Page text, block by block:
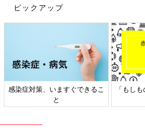
ピックアップ
ぐできるこ
「もしものときの」赤ちゃん・